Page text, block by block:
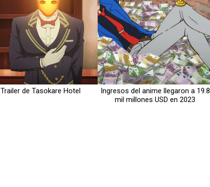
Trailer de Tasokare Hotel
Ingresos del anime llegaron a 19.8
mil millones USD en 2023